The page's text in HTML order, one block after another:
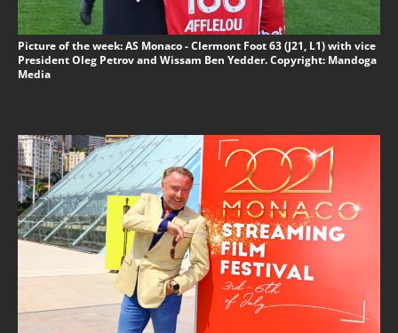
Picture of the week: AS Monaco - Clermont Foot 63 (J21, L1) with vice
President Oleg Petrov and Wissam Ben Yedder. Copyright: Mandoga
Media